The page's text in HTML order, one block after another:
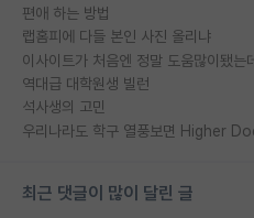
편애 하는 방법
랩홈피에 다들 본인 사진 올리냐
이사이트가 처음엔 정말 도움많이됐는데
역대급 대학원생 빌런
석사생의 고민
최근 댓글이 많이 달린 글